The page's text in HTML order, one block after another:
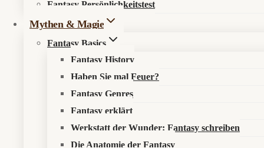
Fantasy Persönlichkeitstest
Mythen & Magie
Fantasy Basics
Fantasy History
Haben Sie mal Feuer?
Fantasy Genres
Fantasy erklärt
Werkstatt der Wunder: Fantasy schreiben
Die Anatomie der Fantasy
zum
Reichsende:
Endless
Legend
2
probespielen,
bevor
die
Kosmos entdecken